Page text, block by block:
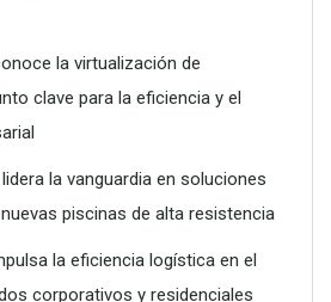
la virtualización de servidores
la eficiencia y el crecimiento
la virtualización de
clave para la eficiencia y el
la vanguardia en soluciones
piscinas de alta resistencia
la eficiencia logística en el
corporativos y residenciales